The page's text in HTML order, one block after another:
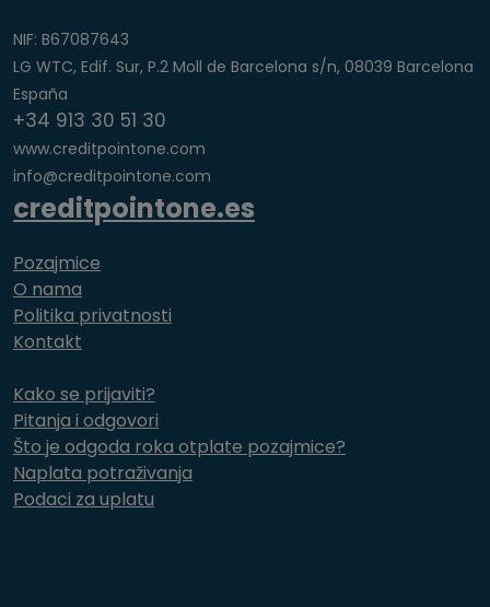
NIF: B67087643
LG WTC, Edif. Sur, P.2 Moll de Barcelona s/n, 08039 Barcelona
España
+34 913 30 51 30
www.creditpointone.com
info@creditpointone.com
creditpointone.es
Pozajmice
O nama
Politika privatnosti
Kontakt
Kako se prijaviti?
Pitanja i odgovori
Što je odgoda roka otplate pozajmice?
Naplata potraživanja
Podaci za uplatu